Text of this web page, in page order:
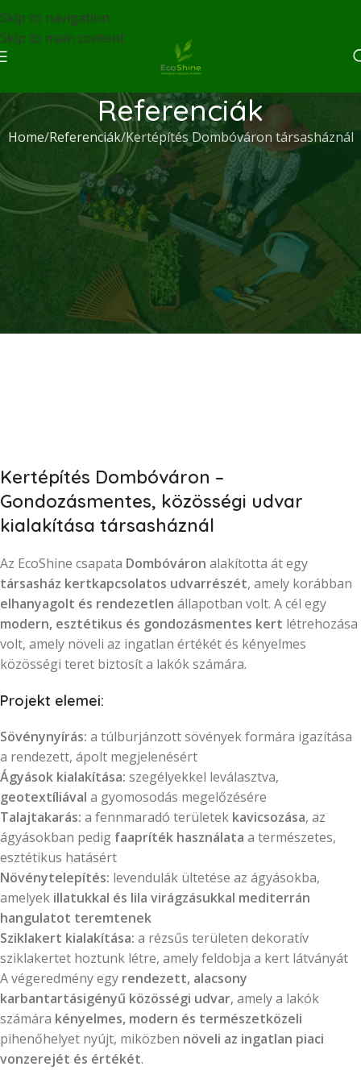
Skip to navigation
Skip to main content
Referenciák
Home Referenciák Kertépítés Dombóváron társasháznál
Kertépítés Dombóváron –
Gondozásmentes, közösségi udvar
kialakítása társasháznál
Az EcoShine csapata Dombóváron alakította át egy
társasház kertkapcsolatos udvarrészét, amely korábban
elhanyagolt és rendezetlen állapotban volt. A cél egy
modern, esztétikus és gondozásmentes kert létrehozása
volt, amely növeli az ingatlan értékét és kényelmes
közösségi teret biztosít a lakók számára.
Projekt elemei:
Sövénynyírás: a túlburjánzott sövények formára igazítása
a rendezett, ápolt megjelenésért
Ágyások kialakítása: szegélyekkel leválasztva,
geotextíliával a gyomosodás megelőzésére
Talajtakarás: a fennmaradó területek kavicsozása, az
ágyásokban pedig faapríték használata a természetes,
esztétikus hatásért
Növénytelepítés: levendulák ültetése az ágyásokba,
amelyek illatukkal és lila virágzásukkal mediterrán
hangulatot teremtenek
Sziklakert kialakítása: a rézsűs területen dekoratív
sziklakertet hoztunk létre, amely feldobja a kert látványát
A végeredmény egy rendezett, alacsony
karbantartásigényű közösségi udvar, amely a lakók
számára kényelmes, modern és természetközeli
pihenőhelyet nyújt, miközben növeli az ingatlan piaci
vonzerejét és értékét.